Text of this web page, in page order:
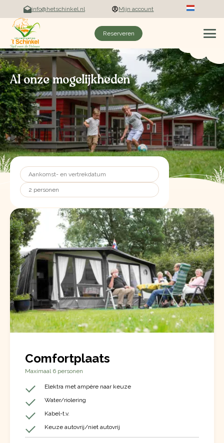
info@hetschinkel.nl Mijn account
Reserveren
Al onze mogelijkheden
2 personen
Comfortplaats
Maximaal 6 personen
Elektra met ampère naar keuze
Water/riolering
Kabel-t.v.
Keuze autovrij/niet autovrij